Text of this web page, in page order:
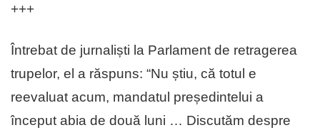
+++
Întrebat de jurnaliști la Parlament de retragerea
trupelor, el a răspuns: “Nu știu, că totul e
reevaluat acum, mandatul președintelui a
început abia de două luni … Discutăm despre